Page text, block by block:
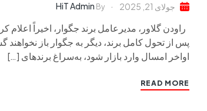
جولای 21, 2025 By
HiT Admin
راودن گلاور، مدیرعامل برند جگوار، اخیراً
اواخر امسال وارد بازار شود، به‌سراغ برندهای […]
READ MORE